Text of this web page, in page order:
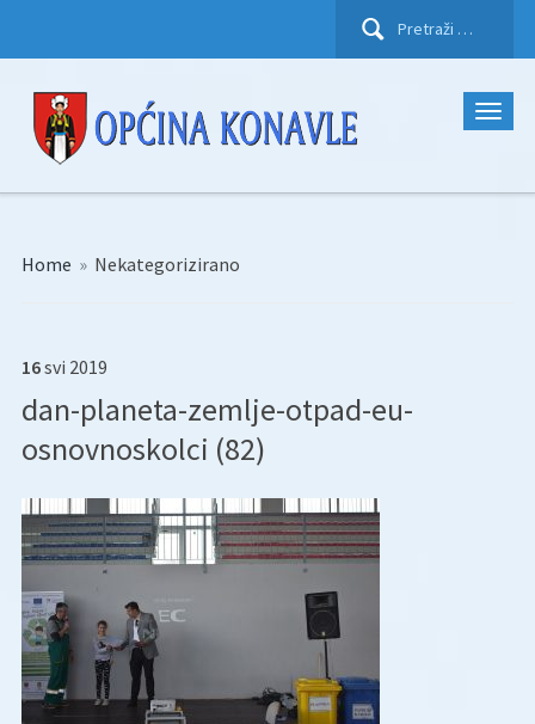
Pretraži:
Home » Nekategorizirano
16svi 2019
dan-planeta-zemlje-otpad-eu-
osnovnoskolci (82)